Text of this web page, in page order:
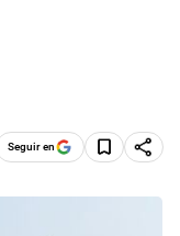
Seguir en